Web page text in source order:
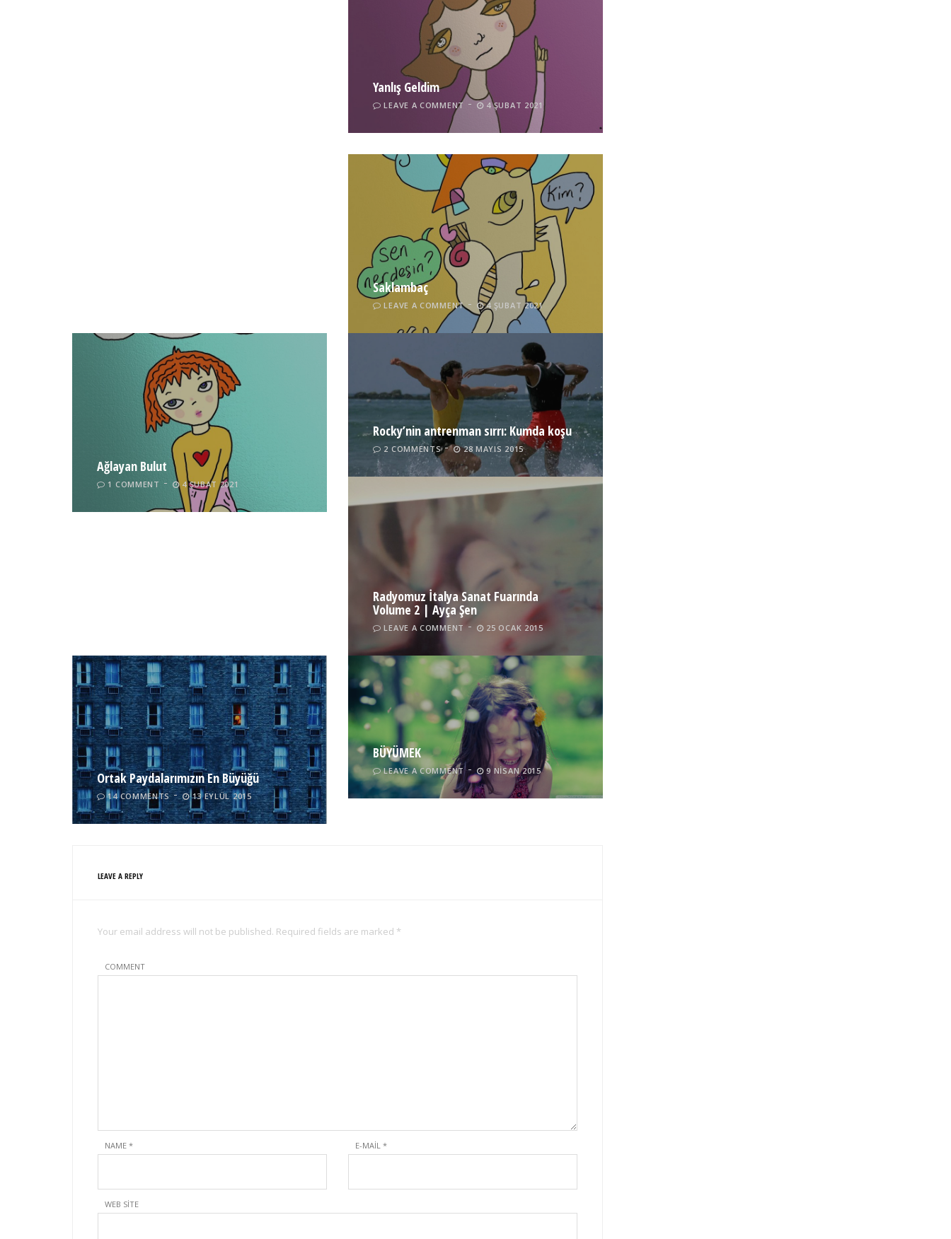
Yanlış Geldim
LEAVE A COMMENT 4 ŞUBAT 2021
Saklambaç
LEAVE A COMMENT 4 ŞUBAT 2021
Ağlayan Bulut
1 COMMENT 4 ŞUBAT 2021
Rocky’nin antrenman sırrı: Kumda koşu
2 COMMENTS 28 MAYIS 2015
Radyomuz İtalya Sanat Fuarında
Volume 2 | Ayça Şen
LEAVE A COMMENT 25 OCAK 2015
Ortak Paydalarımızın En Büyüğü
14 COMMENTS 13 EYLÜL 2015
BÜYÜMEK
LEAVE A COMMENT 9 NISAN 2015
LEAVE A REPLY
Your email address will not be published. Required fields are marked *
COMMENT
NAME * E-MAIL *
WEB SITE